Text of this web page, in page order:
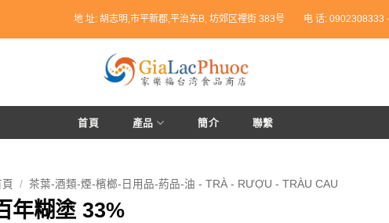
地 址: 胡志明,市平新郡,平治东B, 坊郊区裡街 383号 电 话: 0902308333
首頁 產品 簡介 聯繫
/ 茶葉-酒類-煙-檳榔-日用品-葯品-油 - TRÀ - RƯỢU - TRÀU CAU
年糊塗 33%